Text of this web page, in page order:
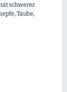
schwerer
Taube,